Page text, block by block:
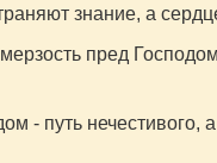
знание, а
пред
- путь